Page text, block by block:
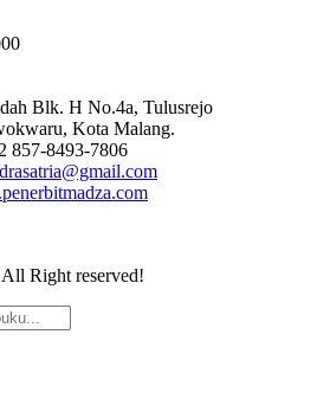
Blk. H No.4a, Tulusrejo
Kota Malang.
857-8493-7806
Right reserved!